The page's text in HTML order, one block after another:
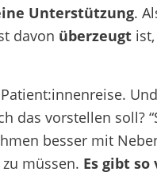
Unterstützung.
davon überzeugtist,
das vorstellen soll?
besser mit
müssen. Es gibt